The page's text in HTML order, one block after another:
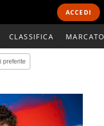
ACCEDI
CLASSIFICA
preferite